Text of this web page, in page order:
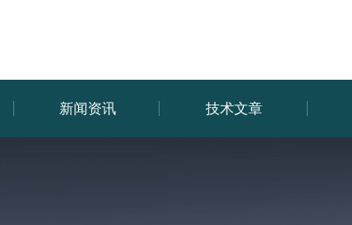
新闻资讯 技术文章